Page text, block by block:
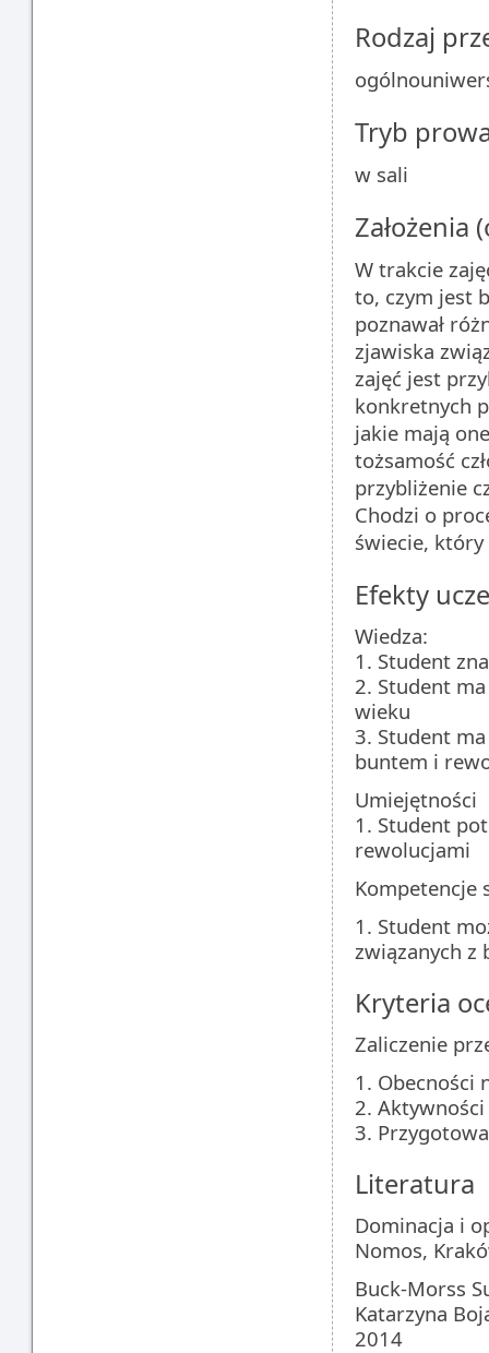
Rodzaj
Tryb
w sali
Założenia
W trakcie
to, czym jest
poznawał
zjawiska
zajęć jest
konkretnych
jakie mają
tożsamość
przybliżenie
Chodzi o
świecie,
Efekty
Wiedza:
1. Student
2. Student
wieku
3. Student
buntem i
Umiejętności
1. Student
rewolucjami
Kompetencje
1. Student
związanych
Kryteria
Zaliczenie
1. Obecności
2.
3.
Literatura
Dominacja i
Nomos,
Buck-Morss
Katarzyna
2014